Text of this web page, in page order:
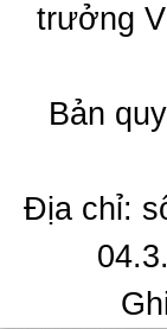
trưởng
Bản
Địa chỉ: